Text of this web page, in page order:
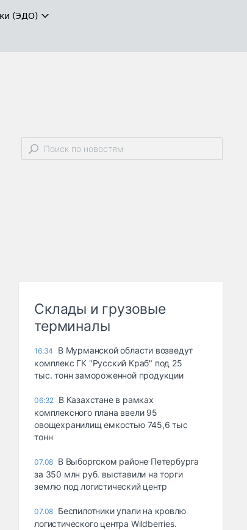
(ЭДО)
Склады и грузовые
терминалы
16:34
В Мурманской области возведут
комплекс ГК "Русский Краб" под 25
тыс. тонн замороженной продукции
06:32 В Казахстане в рамках
комплексного плана ввели 95
овощехранилищ емкостью 745,6 тыс
тонн
07.08 В Выборгском районе Петербурга
за 350 млн руб. выставили на торги
землю под логистический центр
07.08 Беспилотники упали на кровлю
логистического центра Wildberries.